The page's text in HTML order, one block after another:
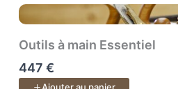
approche amateur, la rigueur
professionnel, et la clarté
choix d’équipement.
À travers 74 leçons progressives,
Outils à main Essentiel
447 €